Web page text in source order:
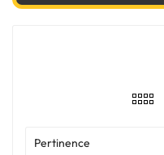
Pertinence